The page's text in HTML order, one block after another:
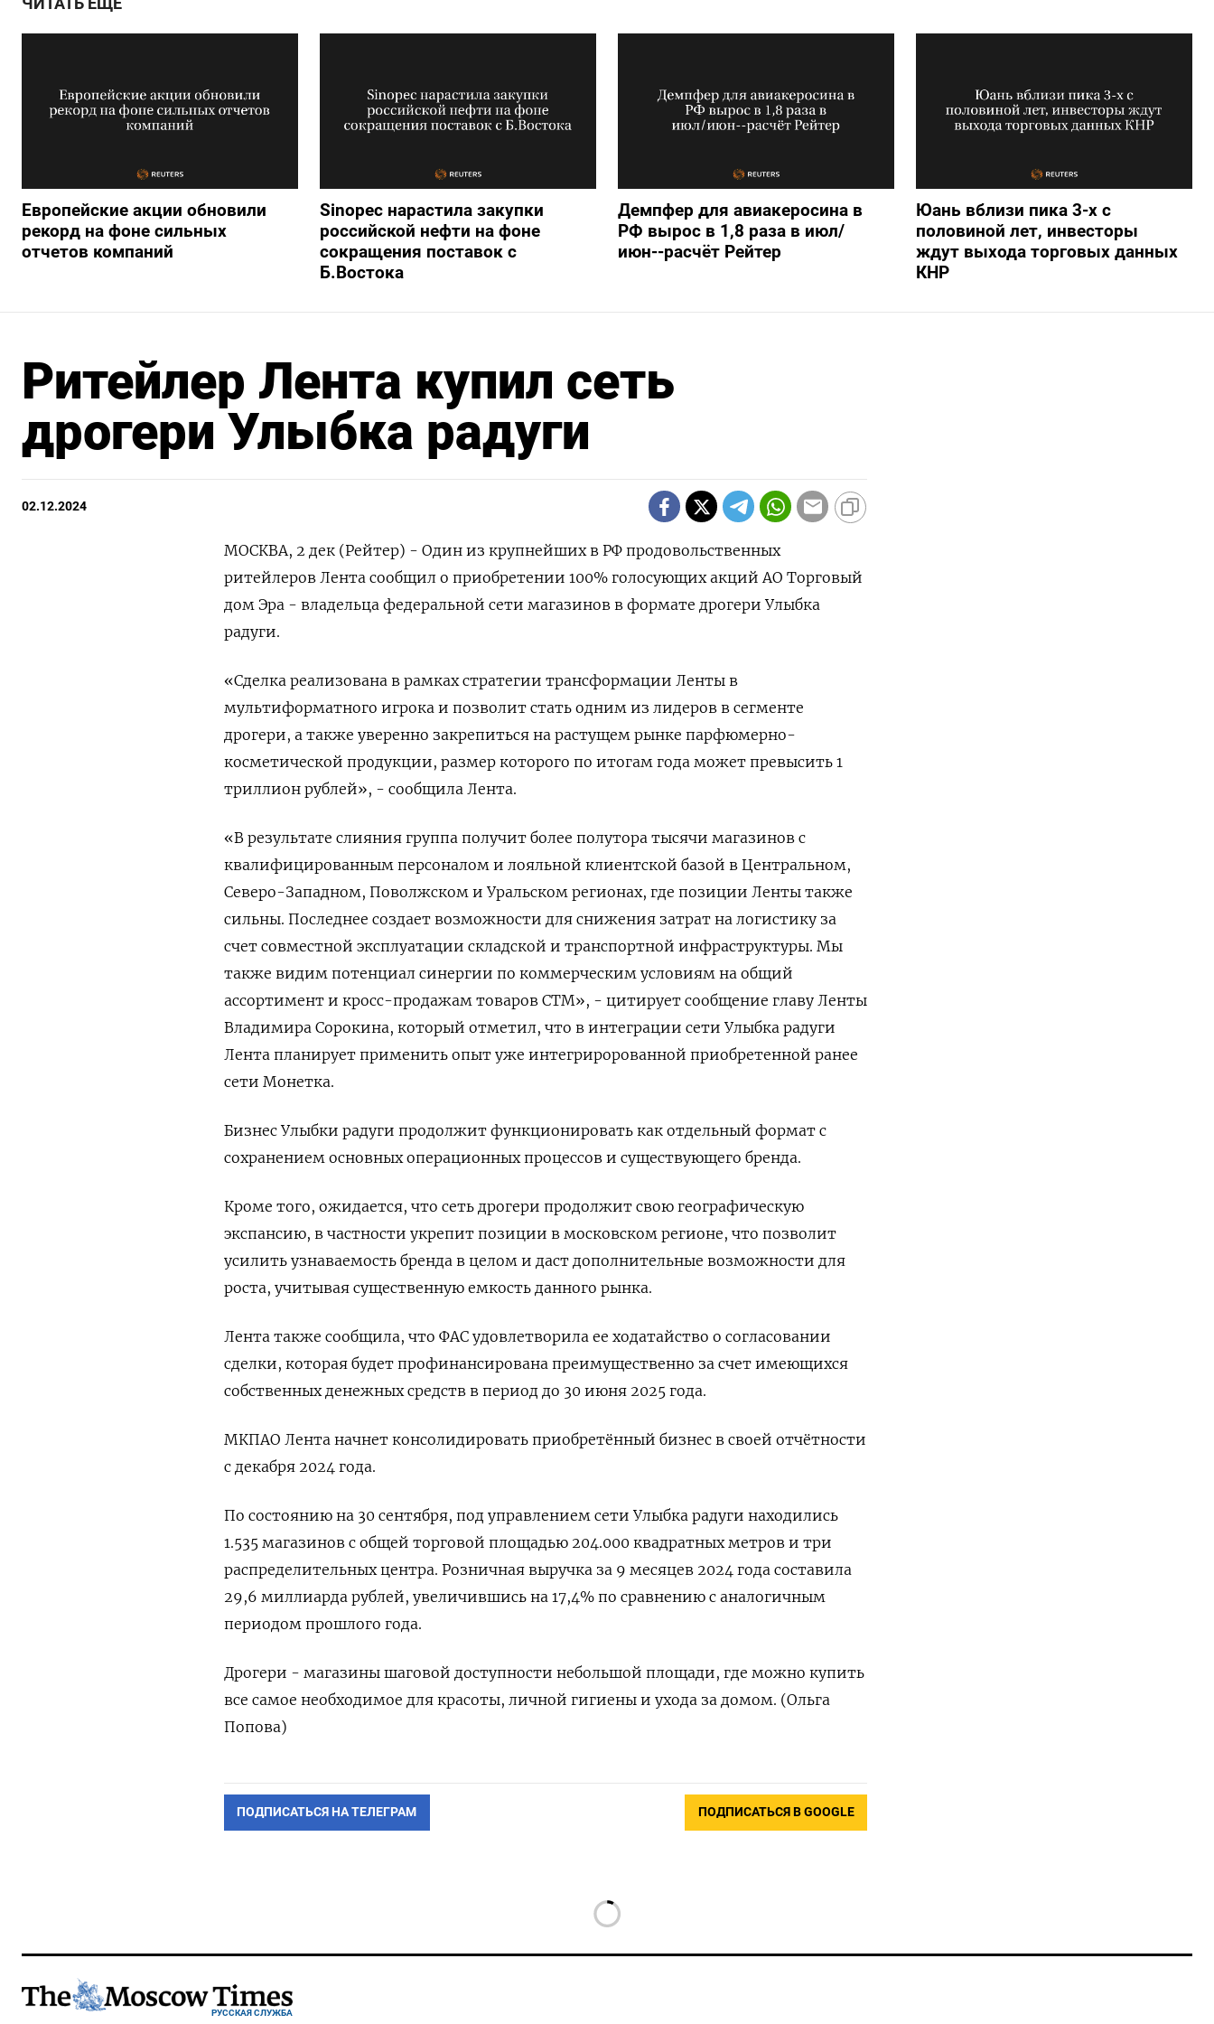
ЧИТАТЬ ЕЩЕ
Европейские акции обновили
рекорд на фоне сильных
отчетов компаний
Sinopec нарастила закупки
российской нефти на фоне
сокращения поставок с
Б.Востока
Демпфер для авиакеросина в
РФ вырос в 1,8 раза в июл/
июн--расчёт Рейтер
Юань вблизи пика 3-х с
половиной лет, инвесторы
ждут выхода торговых данных
КНР
Ритейлер Лента купил сеть
дрогери Улыбка радуги
02.12.2024
МОСКВА, 2 дек (Рейтер) - Один из крупнейших в РФ продовольственных
ритейлеров Лента сообщил о приобретении 100% голосующих акций АО Торговый
дом Эра - владельца федеральной сети магазинов в формате дрогери Улыбка
радуги.
«Сделка реализована в рамках стратегии трансформации Ленты в
мультиформатного игрока и позволит стать одним из лидеров в сегменте
дрогери, а также уверенно закрепиться на растущем рынке парфюмерно-
косметической продукции, размер которого по итогам года может превысить 1
триллион рублей», - сообщила Лента.
«В результате слияния группа получит более полутора тысячи магазинов с
квалифицированным персоналом и лояльной клиентской базой в Центральном,
Северо-Западном, Поволжском и Уральском регионах, где позиции Ленты также
сильны. Последнее создает возможности для снижения затрат на логистику за
счет совместной эксплуатации складской и транспортной инфраструктуры. Мы
также видим потенциал синергии по коммерческим условиям на общий
ассортимент и кросс-продажам товаров СТМ», - цитирует сообщение главу Ленты
Владимира Сорокина, который отметил, что в интеграции сети Улыбка радуги
Лента планирует применить опыт уже интегриророванной приобретенной ранее
сети Монетка.
Бизнес Улыбки радуги продолжит функционировать как отдельный формат с
сохранением основных операционных процессов и существующего бренда.
Кроме того, ожидается, что сеть дрогери продолжит свою географическую
экспансию, в частности укрепит позиции в московском регионе, что позволит
усилить узнаваемость бренда в целом и даст дополнительные возможности для
роста, учитывая существенную емкость данного рынка.
Лента также сообщила, что ФАС удовлетворила ее ходатайство о согласовании
сделки, которая будет профинансирована преимущественно за счет имеющихся
собственных денежных средств в период до 30 июня 2025 года.
МКПАО Лента начнет консолидировать приобретённый бизнес в своей отчётности
с декабря 2024 года.
По состоянию на 30 сентября, под управлением сети Улыбка радуги находились
1.535 магазинов с общей торговой площадью 204.000 квадратных метров и три
распределительных центра. Розничная выручка за 9 месяцев 2024 года составила
29,6 миллиарда рублей, увеличившись на 17,4% по сравнению с аналогичным
периодом прошлого года.
Дрогери - магазины шаговой доступности небольшой площади, где можно купить
все самое необходимое для красоты, личной гигиены и ухода за домом. (Ольга
Попова)
ПОДПИСАТЬСЯ НА ТЕЛЕГРАМ ПОДПИСАТЬСЯ В GOOGLE
РУССКАЯ СЛУЖБА